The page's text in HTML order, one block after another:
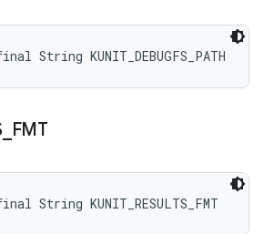
String KUNIT_DEBUGFS_PATH
_ FMT
String KUNIT_RESULTS_FMT